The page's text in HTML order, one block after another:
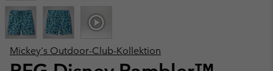
Mickey's Outdoor-Club-Kollektion